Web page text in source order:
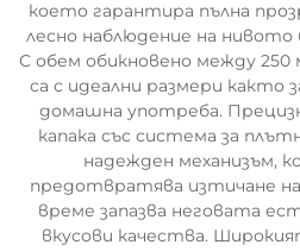
което гарантира пълна
лесно наблюдение на
С обем обикновено между
са с идеални размери както
домашна употреба.
капака със система за
надежден механизъм,
предотвратява изтичане
време запазва неговата
вкусови качества.